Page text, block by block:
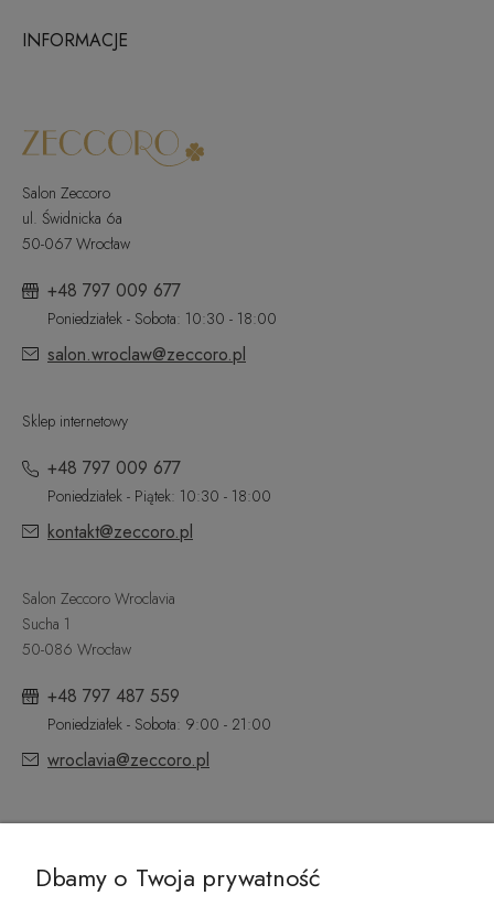
INFORMACJE
Salon Zeccoro
ul. Świdnicka 6a
50-067 Wrocław
+48 797 009 677
Poniedziałek - Sobota: 10:30 - 18:00
salon.wroclaw@zeccoro.pl
Sklep internetowy
+48 797 009 677
Poniedziałek - Piątek: 10:30 - 18:00
kontakt@zeccoro.pl
Salon Zeccoro Wroclavia
Sucha 1
50-086 Wrocław
+48 797 487 559
Poniedziałek - Sobota: 9:00 - 21:00
wroclavia@zeccoro.pl
Dbamy o Twoja prywatność